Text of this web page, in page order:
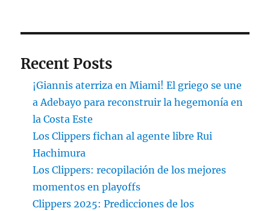
Recent Posts
¡Giannis aterriza en Miami! El griego se une
a Adebayo para reconstruir la hegemonía en
la Costa Este
Los Clippers fichan al agente libre Rui
Hachimura
Los Clippers: recopilación de los mejores
momentos en playoffs
Clippers 2025: Predicciones de los